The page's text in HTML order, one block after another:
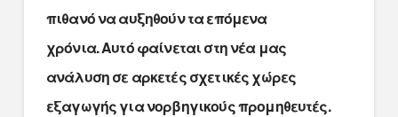
πιθανό να αυξηθούν τα επόμενα
χρόνια. Αυτό φαίνεται στη νέα μας
ανάλυση σε αρκετές σχετικές χώρες
εξαγωγής για νορβηγικούς προμηθευτές.